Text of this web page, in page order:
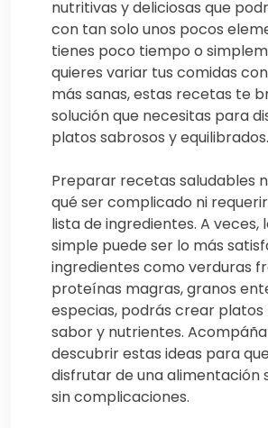
nutritivas y deliciosas que
con tan solo unos pocos
tienes poco tiempo o
quieres variar tus comidas
más sanas, estas recetas te
solución que necesitas para
platos sabrosos y equilibrados.
Preparar recetas saludables
qué ser complicado ni
lista de ingredientes. A veces,
simple puede ser lo más
ingredientes como verduras
proteínas magras, granos
especias, podrás crear platos
sabor y nutrientes.
descubrir estas ideas para
disfrutar de una alimentación
sin complicaciones.